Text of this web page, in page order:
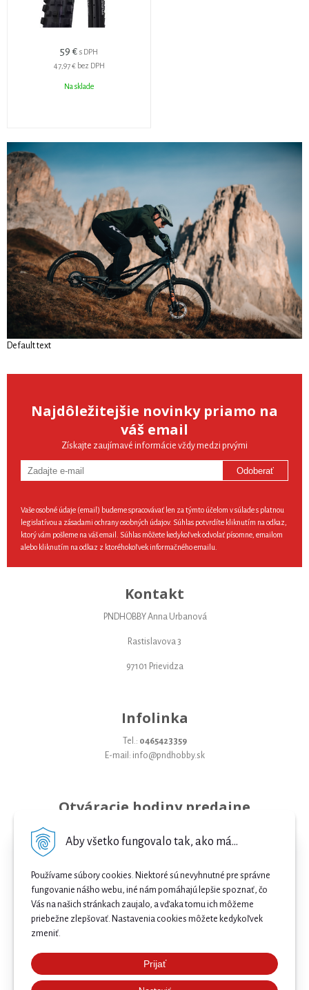
Aby všetko fungovalo tak, ako má...
Používame súbory cookies. Niektoré sú nevyhnutné pre správne
fungovanie nášho webu, iné nám pomáhajú lepšie spoznať, čo
Vás na našich stránkach zaujalo, a vďaka tomu ich môžeme
priebežne zlepšovať. Nastavenia cookies môžete kedykoľvek
zmeniť.
Prijať
59 € s DPH
47,97 € bez DPH
Na sklade
Default text
Najdôležitejšie novinky priamo na
váš email
Získajte zaujímavé informácie vždy medzi prvými
Odoberať
Vaše osobné údaje (email) budeme spracovávať len za týmto účelom v súlade s platnou
legislatívou a zásadami ochrany osobných údajov. Súhlas potvrdíte kliknutím na odkaz,
ktorý vám pošleme na váš email. Súhlas môžete kedykoľvek odvolať písomne, emailom
alebo kliknutím na odkaz z ktoréhokoľvek informačného emailu.
Kontakt
PNDHOBBY Anna Urbanová
Rastislavova 3
97101 Prievidza
Infolinka
Tel.: 0465423359
E-mail: info@pndhobby.sk
Otváracie hodiny predajne
Streda 09-17
Štvrtok 09-17
Sobota 09-12
Nedeľa Zatvorené
Najnižšia cena .